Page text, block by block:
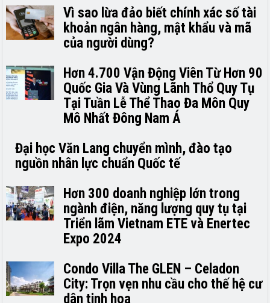
Vì sao lừa đảo biết chính xác số tài
khoản ngân hàng, mật khẩu và mã
của người dùng?
Hơn 4.700 Vận Động Viên Từ Hơn 90
Quốc Gia Và Vùng Lãnh Thổ Quy Tụ
Tại Tuần Lễ Thể Thao Đa Môn Quy
Mô Nhất Đông Nam Á
Đại học Văn Lang chuyển mình, đào tạo
nguồn nhân lực chuẩn Quốc tế
Hơn 300 doanh nghiệp lớn trong
ngành điện, năng lượng quy tụ tại
Triển lãm Vietnam ETE và Enertec
Expo 2024
Condo Villa The GLEN – Celadon
City: Trọn vẹn nhu cầu cho thế hệ cư
dân tinh hoa